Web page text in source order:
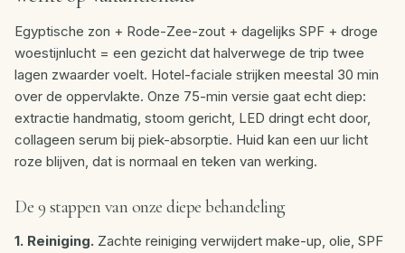
Egyptische zon + Rode-Zee-zout + dagelijks SPF + droge
woestijnlucht = een gezicht dat halverwege de trip twee
lagen zwaarder voelt. Hotel-faciale strijken meestal 30 min
over de oppervlakte. Onze 75-min versie gaat echt diep:
extractie handmatig, stoom gericht, LED dringt echt door,
collageen serum bij piek-absorptie. Huid kan een uur licht
roze blijven, dat is normaal en teken van werking.
De 9 stappen van onze diepe behandeling
1. Reiniging. Zachte reiniging verwijdert make-up, olie, SPF